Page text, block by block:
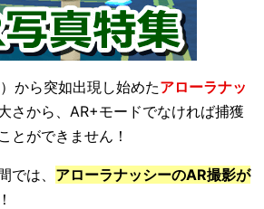
から突如出現し始めたアローラナッ
さから、AR+モードでなければ捕獲
とができません！
では、 アローラナッシーのAR撮影が